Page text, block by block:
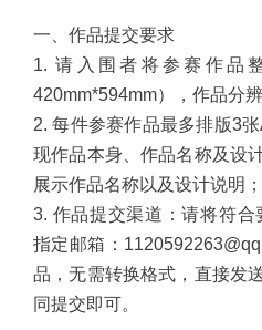
一、作品提交要求
1. 请入围者将参赛作品
420mm*594mm），作品分
2. 每件参赛作品最多排版3
现作品本身、作品名称及设
展示作品名称以及设计说明；
3. 作品提交渠道：请将符
指定邮箱：
品，无需转换格式，直接发
同提交即可。